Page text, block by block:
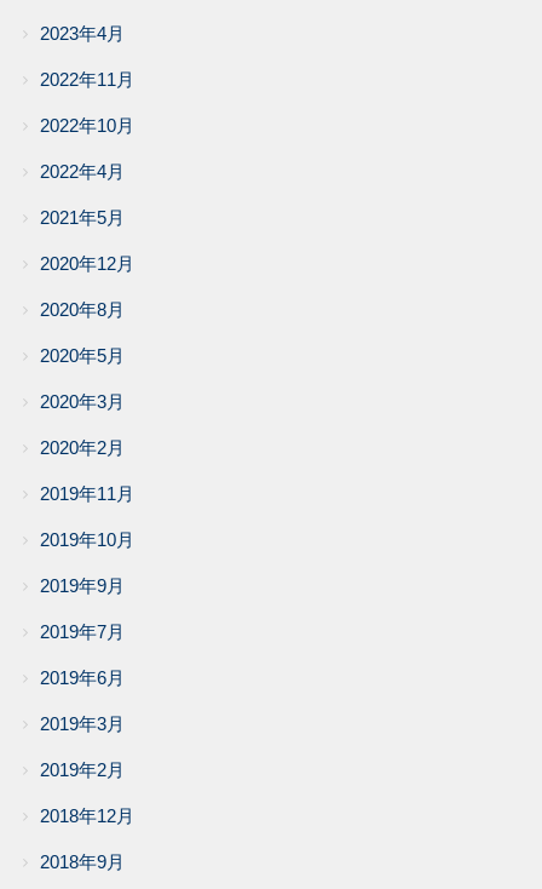
2023年4月
2022年11月
2022年10月
2022年4月
2021年5月
2020年12月
2020年8月
2020年5月
2020年3月
2020年2月
2019年11月
2019年10月
2019年9月
2019年7月
2019年6月
2019年3月
2019年2月
2018年12月
2018年9月